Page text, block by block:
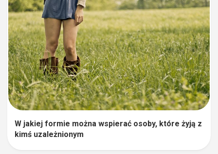
W jakiej formie można wspierać osoby, które żyją z
kimś uzależnionym